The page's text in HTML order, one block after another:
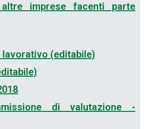
imprese facenti parte
(editabile)
di valutazione -